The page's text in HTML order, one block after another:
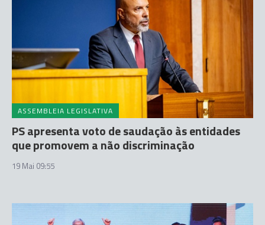
ASSEMBLEIA LEGISLATIVA
PS apresenta voto de saudação às entidades
que promovem a não discriminação
19 Mai 09:55